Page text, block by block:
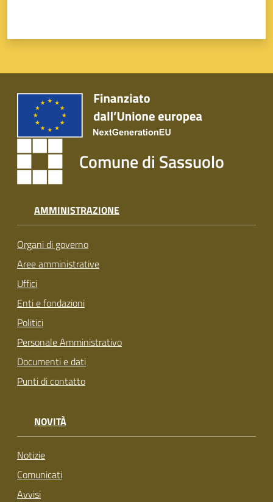
Comune di Sassuolo
AMMINISTRAZIONE
Organi di governo
Aree amministrative
Uffici
Enti e fondazioni
Politici
Personale Amministrativo
Documenti e dati
Punti di contatto
NOVITÀ
Notizie
Comunicati
Avvisi